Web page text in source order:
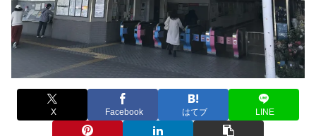
X Facebook はてブ LINE